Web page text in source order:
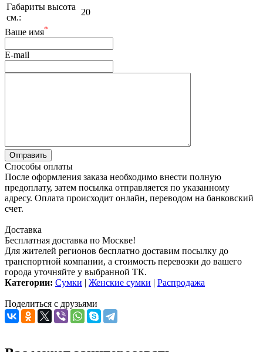
Габариты высота
см.:
20
Ваше имя*
E-mail
Способы оплаты
После оформления заказа необходимо внести полную
предоплату, затем посылка отправляется по указанному
адресу. Оплата происходит онлайн, переводом на банковский
счет.
Доставка
Бесплатная доставка по Москве!
Для жителей регионов бесплатно доставим посылку до
транспортной компании, а стоимость перевозки до вашего
города уточняйте у выбранной ТК.
Категории: Сумки | Женские сумки | Распродажа
Поделиться с друзьями